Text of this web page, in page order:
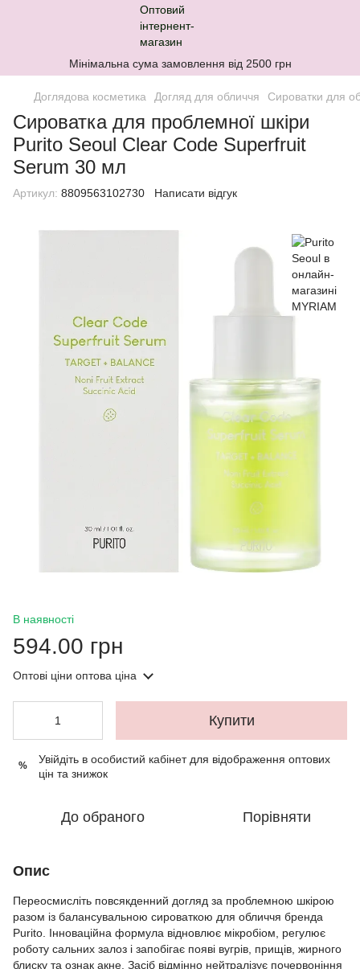
Мінімальна сума замовлення від 2500 грн
Доглядова косметика Догляд для обличчя Сироватки для
Сироватка для проблемної шкіри
Purito Seoul Clear Code Superfruit
Serum 30 мл
Артикул: 8809563102730 Написати відгук
В наявності
594.00 грн
Оптові ціни оптова ціна
Купити
%
Увійдіть в особистий кабінетдля відображення оптових
цін та знижок
До обраного Порівняти
Опис
Переосмисліть повсякденний догляд за проблемною шкірою
разом із балансувальною сироваткою для обличчя бренда
Purito. Інноваційна формула відновлює мікробіом, регулює
роботу сальних залоз і запобігає появі вугрів, прищів, жирного
блиску та ознак акне. Засіб відмінно нейтралізує почервоніння